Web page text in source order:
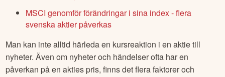
Här är tre nyheter till som kan förklara vad som hänt med
Climeon
aktien:
Från rapportkalendern – här är bolagen som
rapporterar idag